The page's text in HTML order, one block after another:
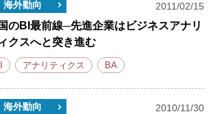
海外動向 2011/02/15
のBI最前線─先進企業はビジネスアナリ
クスへと突き進む
アナリティクス BA
海外動向 2010/11/30